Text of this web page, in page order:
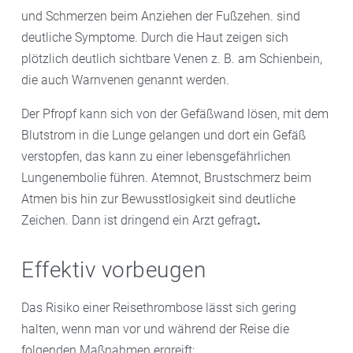
und Schmerzen beim Anziehen der Fußzehen. sind
deutliche Symptome. Durch die Haut zeigen sich
plötzlich deutlich sichtbare Venen z. B. am Schienbein,
die auch Warnvenen genannt werden.
Der Pfropf kann sich von der Gefäßwand lösen, mit dem
Blutstrom in die Lunge gelangen und dort ein Gefäß
verstopfen, das kann zu einer lebensgefährlichen
Lungenembolie führen. Atemnot, Brustschmerz beim
Atmen bis hin zur Bewusstlosigkeit sind deutliche
Zeichen. Dann ist dringend ein Arzt gefragt.
Effektiv vorbeugen
Das Risiko einer Reisethrombose lässt sich gering
halten, wenn man vor und während der Reise die